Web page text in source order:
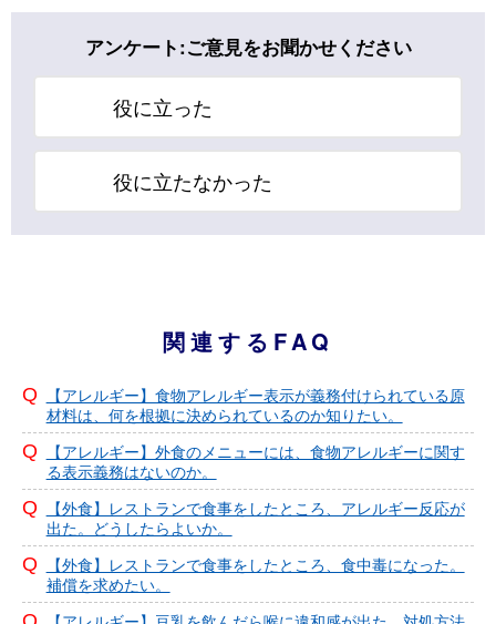
アンケート:ご意見をお聞かせください
役に立った
役に立たなかった
関連するFAQ
【アレルギー】食物アレルギー表示が義務付けられている原
材料は、何を根拠に決められているのか知りたい。
【アレルギー】外食のメニューには、食物アレルギーに関す
る表示義務はないのか。
【外食】レストランで食事をしたところ、アレルギー反応が
出た。どうしたらよいか。
【外食】レストランで食事をしたところ、食中毒になった。
補償を求めたい。